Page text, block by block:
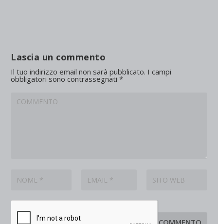
Lascia un commento
Il tuo indirizzo email non sarà pubblicato. I campi
obbligatori sono contrassegnati*